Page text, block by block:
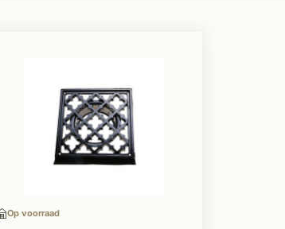
Op voorraad